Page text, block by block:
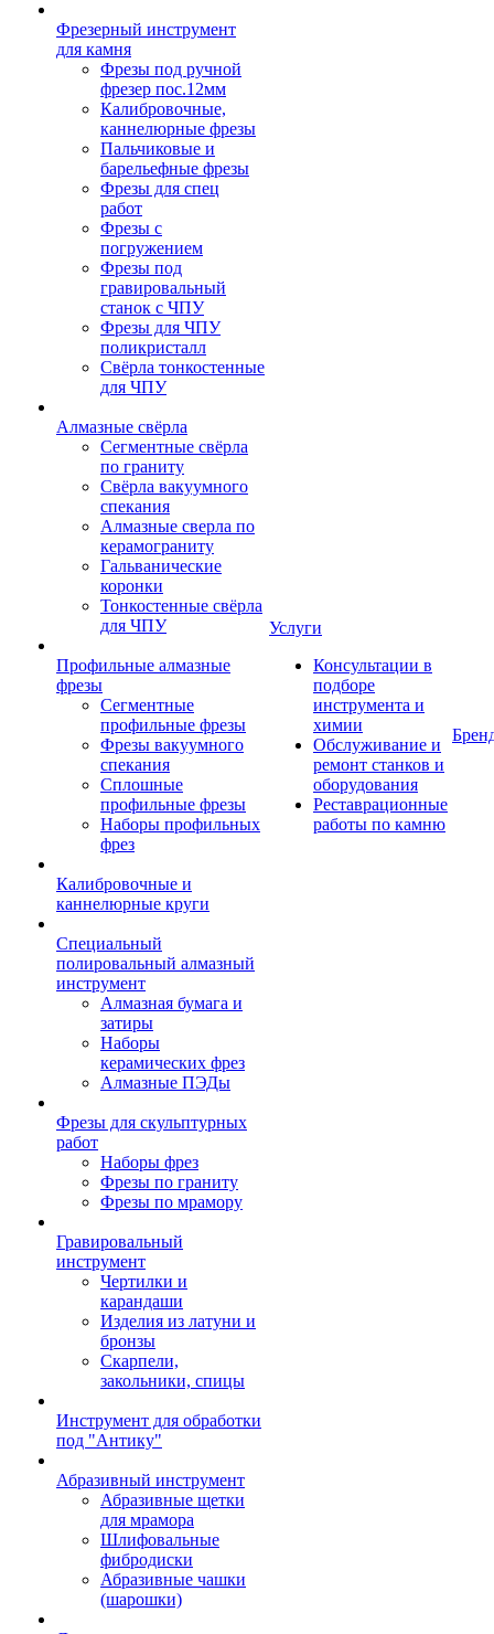
Фрезерный инструмент
для камня
Фрезы под ручной
фрезер пос.12мм
Калибровочные,
каннелюрные фрезы
Пальчиковые и
барельефные фрезы
Фрезы для спец
работ
Фрезы с
погружением
Фрезы под
гравировальный
станок с ЧПУ
Фрезы для ЧПУ
поликристалл
Свёрла тонкостенные
для ЧПУ
Алмазные свёрла
Сегментные свёрла
по граниту
Свёрла вакуумного
спекания
Алмазные сверла по
керамограниту
Гальванические
коронки
Тонкостенные свёрла
для ЧПУ
Профильные алмазные
фрезы
Сегментные
профильные фрезы
Фрезы вакуумного
спекания
Сплошные
профильные фрезы
Наборы профильных
фрез
Калибровочные и
каннелюрные круги
Специальный
полировальный алмазный
инструмент
Алмазная бумага и
затиры
Наборы
керамических фрез
Алмазные ПЭДы
Фрезы для скульптурных
работ
Наборы фрез
Фрезы по граниту
Фрезы по мрамору
Гравировальный
инструмент
Чертилки и
карандаши
Изделия из латуни и
бронзы
Скарпели,
закольники, спицы
Инструмент для обработки
под "Антику"
Абразивный инструмент
Абразивные щетки
для мрамора
Шлифовальные
фибродиски
Абразивные чашки
(шарошки)
Услуги
Консультации в
подборе
инструмента и
химии
Обслуживание и
ремонт станков и
оборудования
Реставрационные
работы по камню